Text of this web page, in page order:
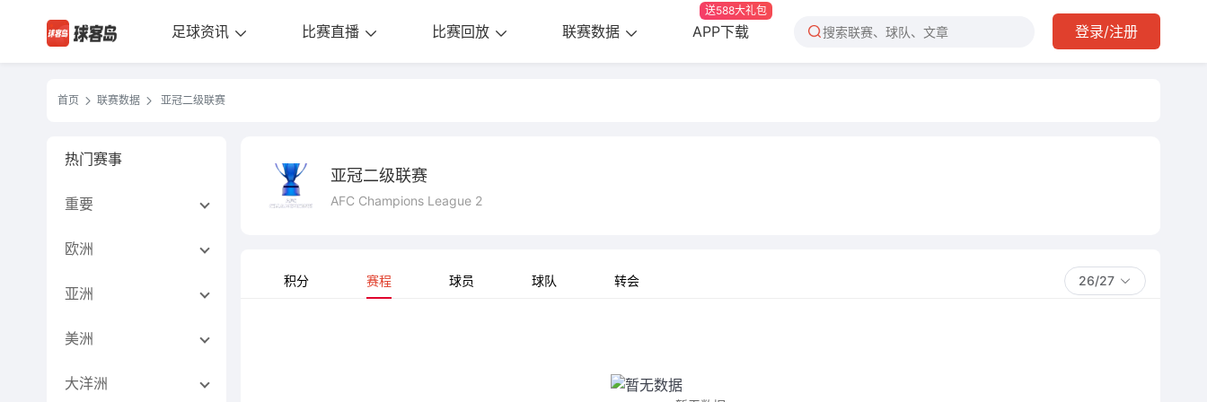
足球资讯 比赛直播 比赛回放 联赛数据 APP下载
送588大礼包
登录/注册
首页 联赛数据 亚冠二级联赛
热门赛事
重要
欧洲
亚洲
美洲
大洋洲
亚冠二级联赛
AFC Champions League 2
积分 赛程 球员 球队 转会 26/27